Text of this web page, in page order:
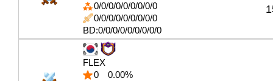
0/0/0/0/0/0/0/0/0
0/0/0/0/0/0/0/0/0
BD:0/0/0/0/0/0/0/0/0
FLEX
0
0.00%